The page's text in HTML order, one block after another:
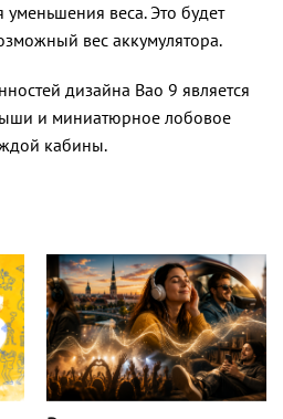
веса. Это будет
вес аккумулятора.
дизайна Bao 9 является
и миниатюрное лобовое
кабины.